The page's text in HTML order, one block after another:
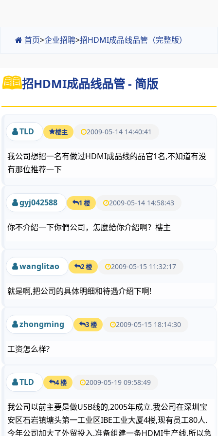
首页>企业招聘>招HDMI成品线品管（完整版）
招HDMI成品线品管 - 简版
TLD 楼主 2009-05-14 14:40:41
我公司想招一名有做过HDMI成品线的品官1名,不知道有没
有那位推荐一下
gyj042588 1 楼 2009-05-14 14:58:43
你不介紹一下你們公司，怎麼給你介紹啊？樓主
wanglitao 2 楼 2009-05-15 11:32:17
就是啊,把公司的具体明细和待遇介绍下啊!
zhongming 3 楼 2009-05-15 18:14:30
工资怎么样?
TLD 4 楼 2009-05-19 09:58:49
我公司以前主要是做USB线的,2005年成立.我公司在深圳宝
安区石岩镇塘头第一工业区IBE工业大厦4楼,现有员工80人.
今年公司加大了外贸投入,准备组建一条HDMI生产线,所以急